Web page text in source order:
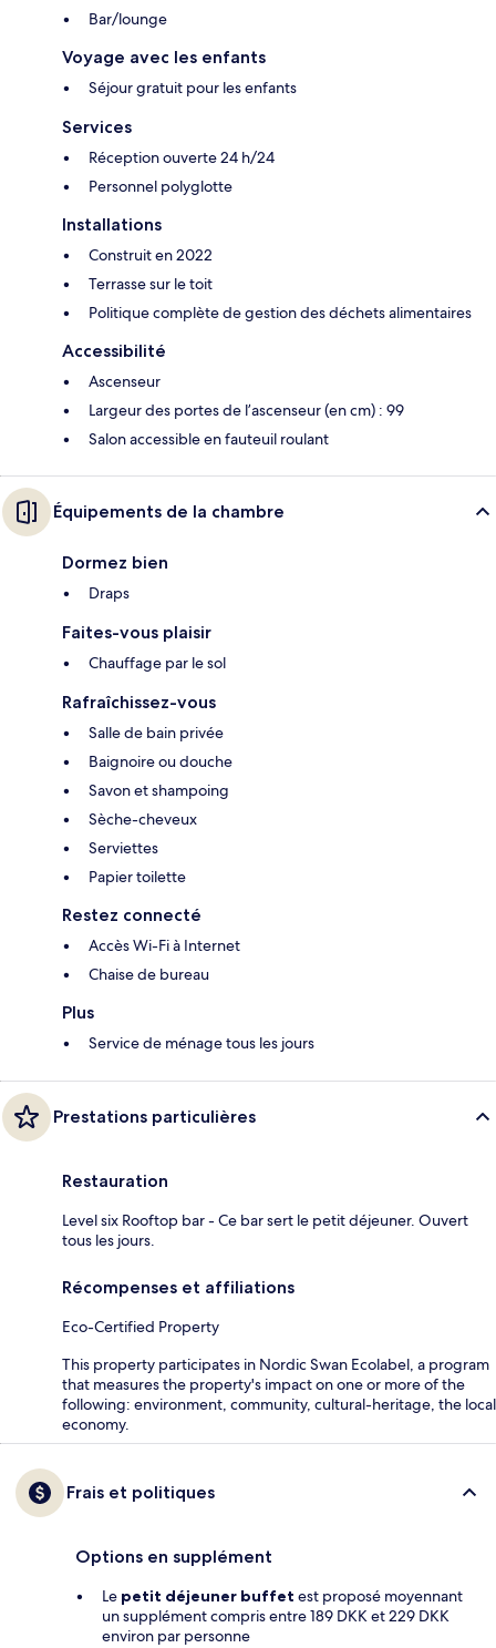
Bar/lounge
Voyage avec les enfants
Séjour gratuit pour les enfants
Services
Réception ouverte 24 h/24
Personnel polyglotte
Installations
Construit en 2022
Terrasse sur le toit
Politique complète de gestion des déchets alimentaires
Accessibilité
Ascenseur
Largeur des portes de l’ascenseur (en cm) : 99
Salon accessible en fauteuil roulant
Équipements de la chambre
Dormez bien
Draps
Faites-vous plaisir
Chauffage par le sol
Rafraîchissez-vous
Salle de bain privée
Baignoire ou douche
Savon et shampoing
Sèche-cheveux
Serviettes
Papier toilette
Restez connecté
Accès Wi-Fi à Internet
Chaise de bureau
Plus
Service de ménage tous les jours
Prestations particulières
Restauration
Level six Rooftop bar - Ce bar sert le petit déjeuner. Ouvert
tous les jours.
Récompenses et affiliations
Eco-Certified Property
This property participates in Nordic Swan Ecolabel, a program
that measures the property's impact on one or more of the
following: environment, community, cultural-heritage, the local
economy.
Frais et politiques
Options en supplément
Le petit déjeuner buffet est proposé moyennant
un supplément compris entre 189 DKK et 229 DKK
environ par personne